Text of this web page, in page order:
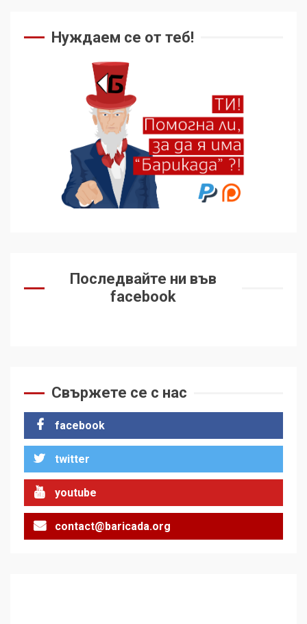
Нуждаем се от теб!
Последвайте ни във
facebook
Свържете се с нас
facebook
twitter
youtube
contact@baricada.org